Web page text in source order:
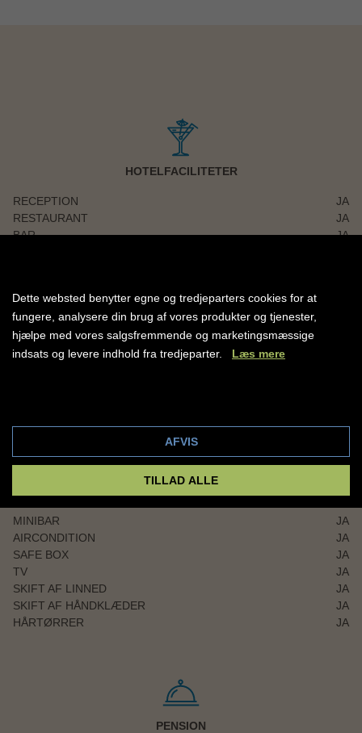
Alle værelser har eget bad, TV, telefon, Wi-Fi,
balkong/terrasse, aircondition, minibar (mod betaling) og
safetyboks.
HOTELFACILITETER
RECEPTION
JA
RESTAURANT
JA
BAR
JA
BØRNEPOOL
ANTAL POOLS
GRATIS SOLSENGE
FITNESS
VÆRELSESFACILITIER
MINIBAR
JA
AIRCONDITION
JA
SAFE BOX
JA
TV
JA
SKIFT AF LINNED
JA
SKIFT AF HÅNDKLÆDER
JA
HÅRTØRRER
JA
PENSION
Dette websted benytter egne og tredjeparters cookies for at
fungere, analysere din brug af vores produkter og tjenester,
hjælpe med vores salgsfremmende og marketingsmæssige
indsats og levere indhold fra tredjeparter. Læs mere
AFVIS
TILLAD ALLE